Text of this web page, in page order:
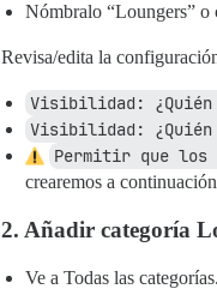
Nómbralo “Loungers” o
Revisa/edita la
Visibilidad: ¿Quién
Visibilidad: ¿Quién
Permitir que los
crearemos a
2. Añadir categoría
Ve a Todas las categorías.